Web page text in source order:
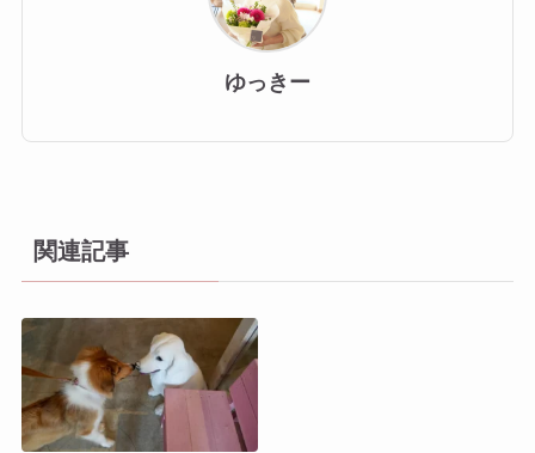
ゆっきー
関連記事